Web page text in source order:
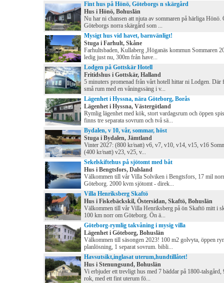
Fint hus på Hönö, Göteborgs n skärgård
Hus i Hönö, Bohuslän
Nu har ni chansen att njuta av sommaren på härliga Hönö.
Göteborgs norra skärgård som ...
Mysigt hus vid havet, barnvänligt!
Stuga i Farhult, Skåne
Farhultsbaden, Kullaberg ,Höganäs kommun Sommaren
ledig just nu, 300m från have...
Lodgen på Gottskär Hotell
Fritidshus i Gottskär, Halland
5 minuters promenad från vårt hotell hittar ni Lodgen. Där
små rum med en våningssäng i v...
Lägenhet i Hyssna, nära Göteborg, Borås
Lägenhet i Hyssna, Västergötland
Rymlig lägenhet med kök, stort vardagsrum och öppen
finns tre separata sovrum och två sä...
Bydalen, v 10, vår, sommar, höst
Stuga i Bydalen, Jämtland
Vinter 2027: (800 kr/natt) v6, v7, v10, v14, v15, v16
(400 kr/natt) v23, v25, v...
Sekelskiftehus på sjötomt med båt
Hus i Bengtsfors, Dalsland
Välkommen till vår Villa Solviken i Bengtsfors, 17 mil
Göteborg. 2000 kvm sjötomt - direk...
Villa Henriksberg Skaftö
Hus i Fiskebäckskil, Östersidan, Skaftö, Bohuslän
Välkommen till vår Villa Henriksberg på ön Skaftö mitt i
100 km norr om Göteborg. Ön ä...
Göteborg-rymlig takvåning i mysig villa
Lägenhet i Göteborg, Bohuslän
Välkommen till säsongen 2023! 100 m2 golvyta, öppen
planlösning, 1 separat sovrum. bibli...
Havsutsikt,inglasat uterum,hundtillåtet!
Hus i Stenungsund, Bohuslän
Vi erbjuder ett trevligt hus med 7 bäddar på 1800-talsgård,
rok, med ett fint uterum fö...